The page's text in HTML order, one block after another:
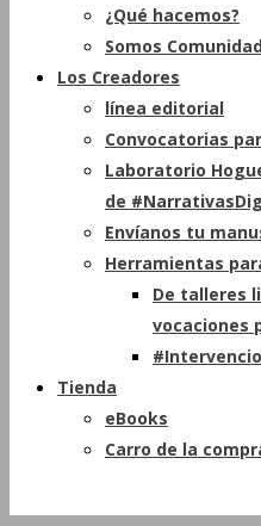
¿Qué hacemos?
Somos
Los Creadores
línea editorial
Convocatorias
Laboratorio
de
Envíanos tu
Herramientas
De talleres
vocaciones
Tienda
eBooks
Carro de la